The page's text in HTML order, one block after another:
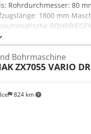
Rohrdurchmesser: 80
1800 mm
für mehrfaches,
mit Biegevorwahl für
an der Maschine ist
abhängig vom
Zubehör: 6 Stück
Biegewerkzeug für Ø
824 km
Bohrmaschine
ZX7055 VARIO